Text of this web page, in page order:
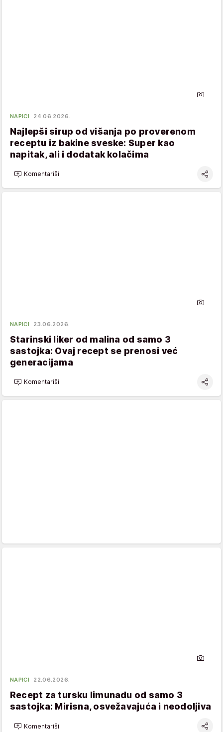
NAPICI 24.06.2026.
Najlepši sirup od višanja po proverenom
receptu iz bakine sveske: Super kao
napitak, ali i dodatak kolačima
Komentariši
NAPICI 23.06.2026.
Starinski liker od malina od samo 3
sastojka: Ovaj recept se prenosi već
generacijama
Komentariši
NAPICI 22.06.2026.
Recept za tursku limunadu od samo 3
sastojka: Mirisna, osvežavajuća i neodoljiva
Komentariši